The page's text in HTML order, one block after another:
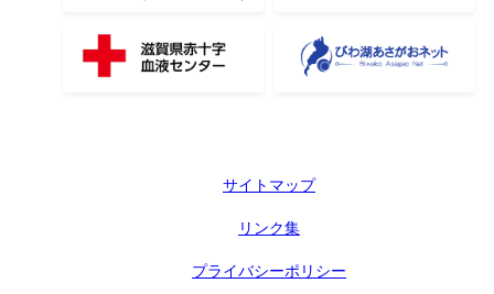
サイトマップ
リンク集
プライバシーポリシー